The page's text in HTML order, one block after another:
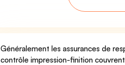
Généralement les assurances de
contrôle impression-finition